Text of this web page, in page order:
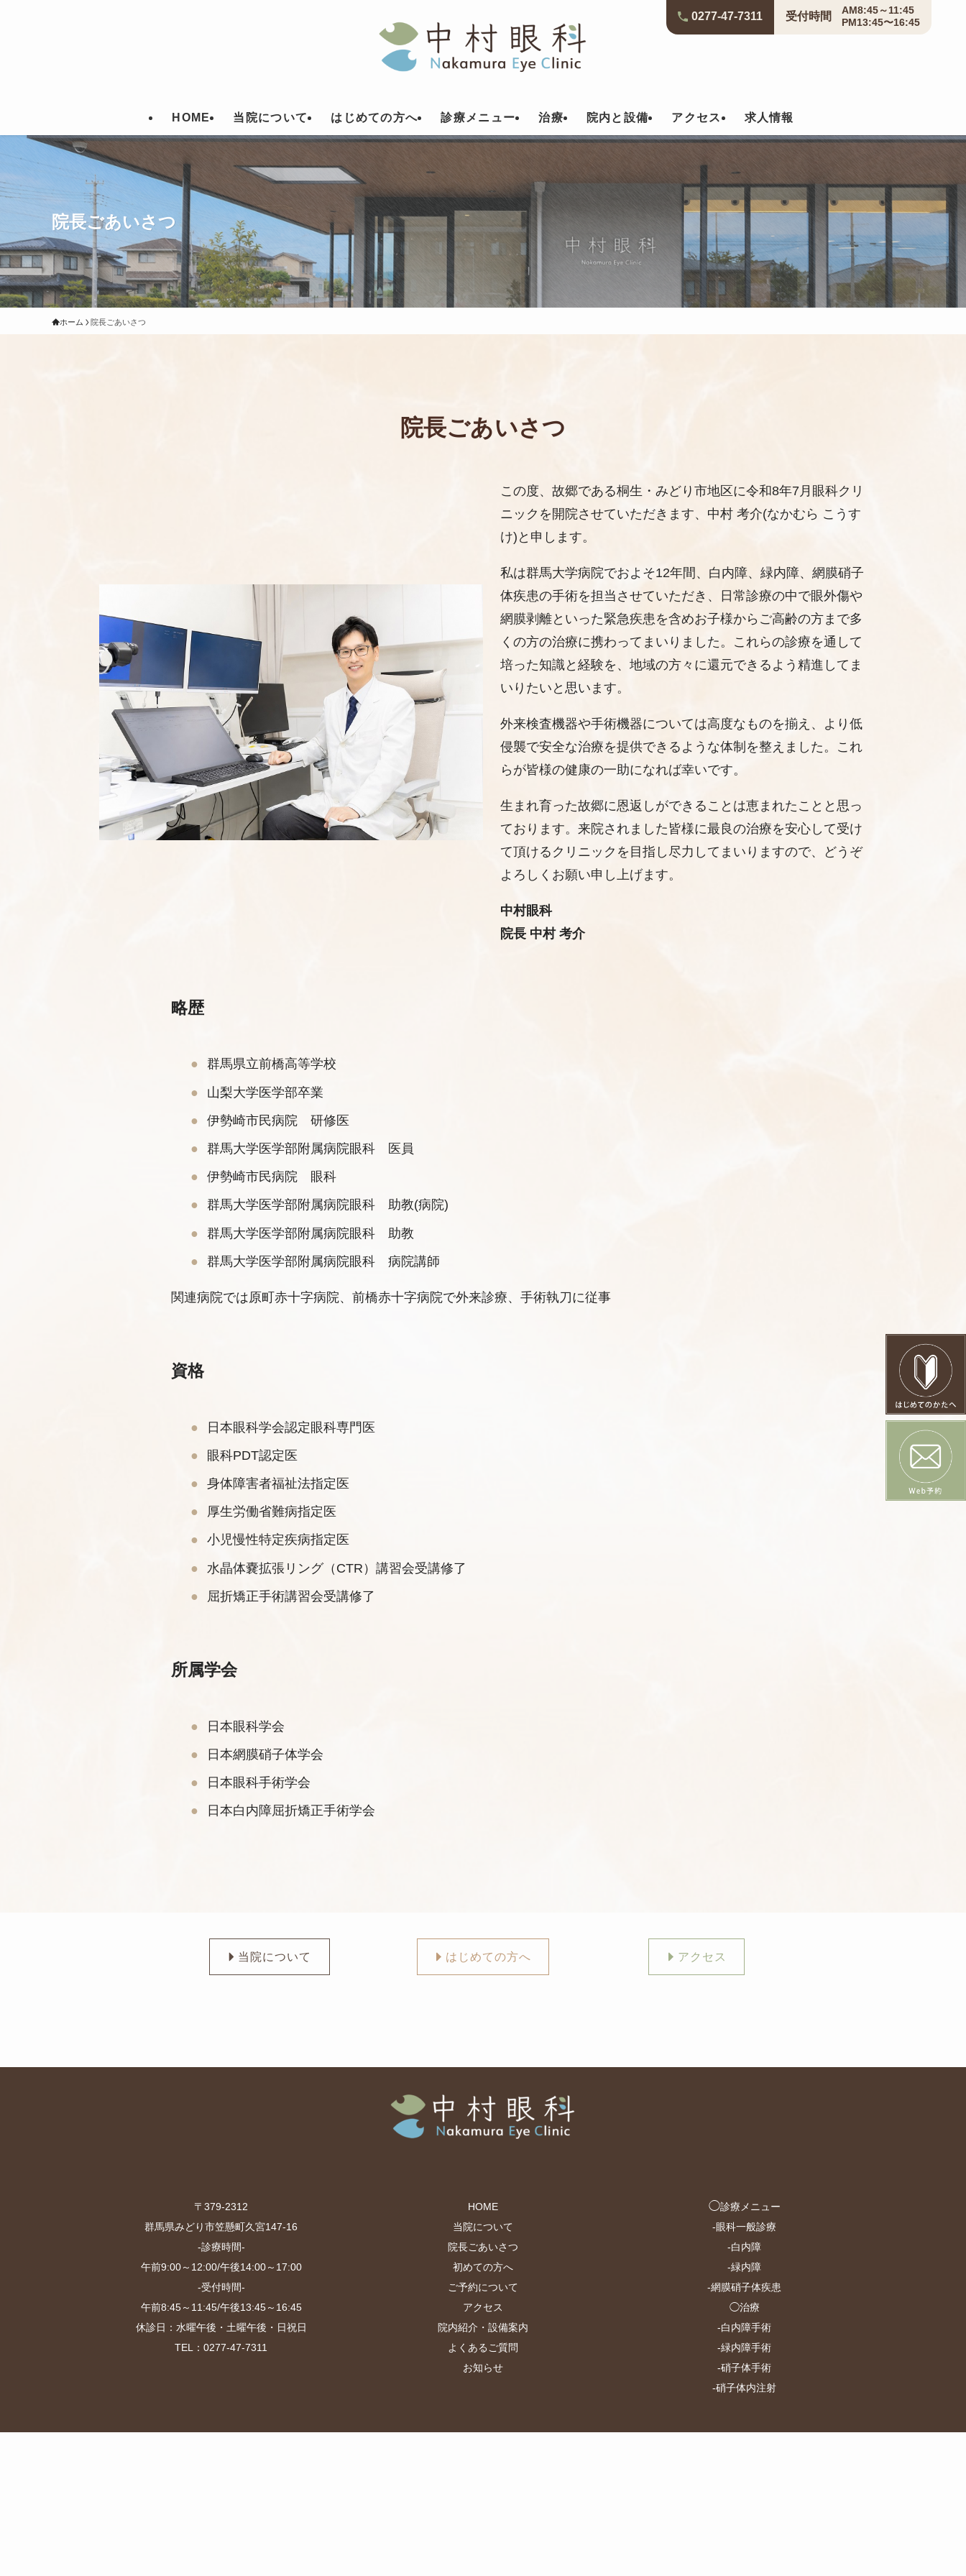
HOME 当院について はじめての方へ 診療メニュー 治療 院内と設備 アクセス 求人情報
0277-47-7311 受付時間
AM8:45～11:45
PM13:45〜16:45
院長ごあいさつ
ホーム 院長ごあいさつ
院長ごあいさつ
この度、故郷である桐生・みどり市地区に令和8年7月眼科クリ
ニックを開院させていただきます、中村 考介(なかむら こうす
け)と申します。
私は群馬大学病院でおよそ12年間、白内障、緑内障、網膜硝子
体疾患の手術を担当させていただき、日常診療の中で眼外傷や
網膜剥離といった緊急疾患を含めお子様からご高齢の方まで多
くの方の治療に携わってまいりました。これらの診療を通して
培った知識と経験を、地域の方々に還元できるよう精進してま
いりたいと思います。
外来検査機器や手術機器については高度なものを揃え、より低
侵襲で安全な治療を提供できるような体制を整えました。これ
らが皆様の健康の一助になれば幸いです。
生まれ育った故郷に恩返しができることは恵まれたことと思っ
ております。来院されました皆様に最良の治療を安心して受け
て頂けるクリニックを目指し尽力してまいりますので、どうぞ
よろしくお願い申し上げます。
中村眼科
院長 中村 考介
略歴
群馬県立前橋高等学校
山梨大学医学部卒業
伊勢崎市民病院 研修医
群馬大学医学部附属病院眼科 医員
伊勢崎市民病院 眼科
群馬大学医学部附属病院眼科 助教(病院)
群馬大学医学部附属病院眼科 助教
群馬大学医学部附属病院眼科 病院講師
関連病院では原町赤十字病院、前橋赤十字病院で外来診療、手術執刀に従事
資格
日本眼科学会認定眼科専門医
眼科PDT認定医
身体障害者福祉法指定医
厚生労働省難病指定医
小児慢性特定疾病指定医
水晶体嚢拡張リング（CTR）講習会受講修了
屈折矯正手術講習会受講修了
所属学会
日本眼科学会
日本網膜硝子体学会
日本眼科手術学会
日本白内障屈折矯正手術学会
当院について はじめての方へ アクセス
〒379-2312
群馬県みどり市笠懸町久宮147-16
-診療時間-
午前9:00～12:00/午後14:00～17:00
-受付時間-
午前8:45～11:45/午後13:45～16:45
休診日：水曜午後・土曜午後・日祝日
TEL：0277-47-7311
HOME
当院について
院長ごあいさつ
初めての方へ
ご予約について
アクセス
院内紹介・設備案内
よくあるご質問
お知らせ
◯診療メニュー
-眼科一般診療
-白内障
-緑内障
-網膜硝子体疾患
◯治療
-白内障手術
-緑内障手術
-硝子体手術
-硝子体内注射